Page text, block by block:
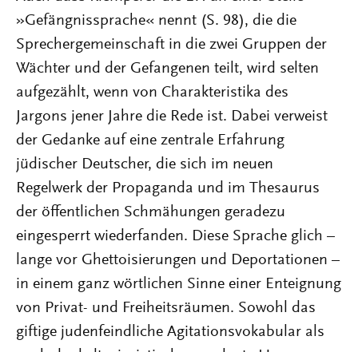
»Gefängnissprache« nennt (S. 98), die die
Sprechergemeinschaft in die zwei Gruppen der
Wächter und der Gefangenen teilt, wird selten
aufgezählt, wenn von Charakteristika des
Jargons jener Jahre die Rede ist. Dabei verweist
der Gedanke auf eine zentrale Erfahrung
jüdischer Deutscher, die sich im neuen
Regelwerk der Propaganda und im Thesaurus
der öffentlichen Schmähungen geradezu
eingesperrt wiederfanden. Diese Sprache glich –
lange vor Ghettoisierungen und Deportationen –
in einem ganz wörtlichen Sinne einer Enteignung
von Privat- und Freiheitsräumen. Sowohl das
giftige judenfeindliche Agitationsvokabular als